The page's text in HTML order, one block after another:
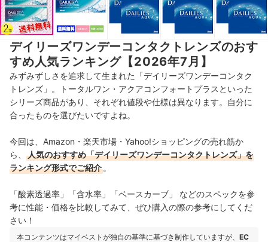
デイリーズワンデーコンタクトレンズのおす
すめ人気ランキング【2026年7月】
みずみずしさを追求して生まれた「デイリーズワンデーコンタク
トレンズ」。トータルワン・アクアコンフォートプラスといった
シリーズ商品があり、 それぞれ値段や仕様は異なります。
自分に
合ったものを選びたいですよね。
今回は、Amazon・楽天市場・Yahoo!ショッピングの売れ筋か
ら、
人気のおすすめ「デイリーズワンデーコンタクトレンズ」を
ランキング形式でご紹介 。
「酸素透過率」「含水率」「ベースカーブ」 などのスペックを参
考に性能・価格を比較してみて、ぜひ購入の際の参考にしてくだ
さい！
本コンテンツはマイベストが独自の基準に基づき制作していますが、 EC